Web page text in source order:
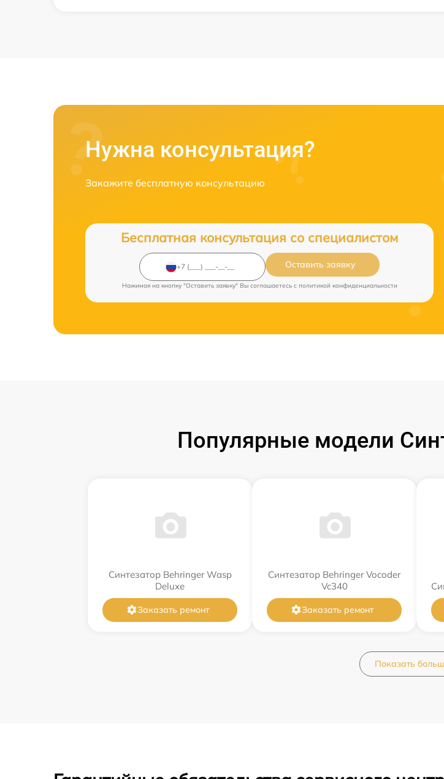
Нужна консультация?
Закажите бесплатную консультацию
Бесплатная консультация со специалистом
Оставить заявку
Нажимая на кнопку "Оставить заявку" Вы соглашаетесь c политикой конфиденциальности
Популярные модели
Синтезатор Behringer Wasp
Deluxe
Заказать ремонт
Синтезатор Behringer Vocoder
Vc340
Заказать ремонт
Показать